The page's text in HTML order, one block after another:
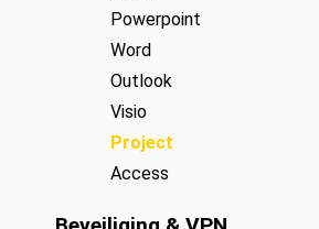
Powerpoint
Word
Outlook
Visio
Project
Access